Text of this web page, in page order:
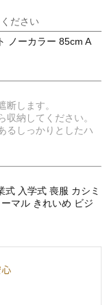
ださい
ノーカラー 85cm A
断します。
収納してください。
るしっかりとしたハ
式 入学式 喪服 カシミ
マル きれいめ ビジ